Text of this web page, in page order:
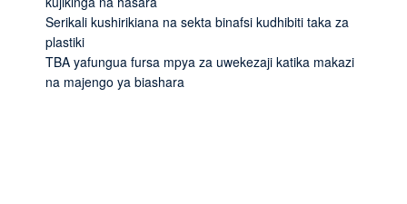
Serikali kushirikiana na sekta binafsi kudhibiti taka za
plastiki
TBA yafungua fursa mpya za uwekezaji katika makazi
na majengo ya biashara